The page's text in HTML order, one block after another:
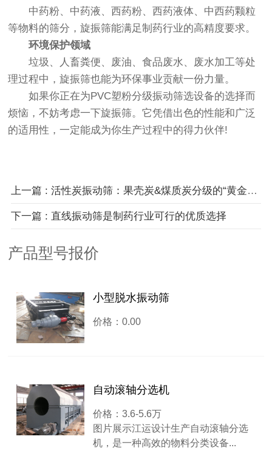
中药粉、中药液、西药粉、西药液体、中西药颗粒
等物料的筛分，旋振筛能满足制药行业的高精度要求。
环境保护领域
垃圾、人畜粪便、废油、食品废水、废水加工等处
理过程中，旋振筛也能为环保事业贡献一份力量。
如果你正在为PVC塑粉分级振动筛选设备的选择而
烦恼，不妨考虑一下旋振筛。它凭借出色的性能和广泛
的适用性，一定能成为你生产过程中的得力伙伴!
上一篇 : 活性炭振动筛：果壳炭&煤质炭分级的“黄金搭档”？真相来了！
下一篇 : 直线振动筛是制药行业可行的优质选择
产品型号报价
小型脱水振动筛
价格：0.00
自动滚轴分选机
价格：3.6-5.6万
图片展示江运设计生产自动滚轴分选
机，是一种高效的物料分类设备...